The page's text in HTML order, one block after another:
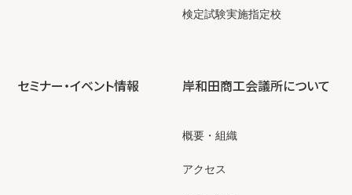
検定試験実施指定校
セミナー・イベント情報 岸和田商工会議所について
概要・組織
アクセス